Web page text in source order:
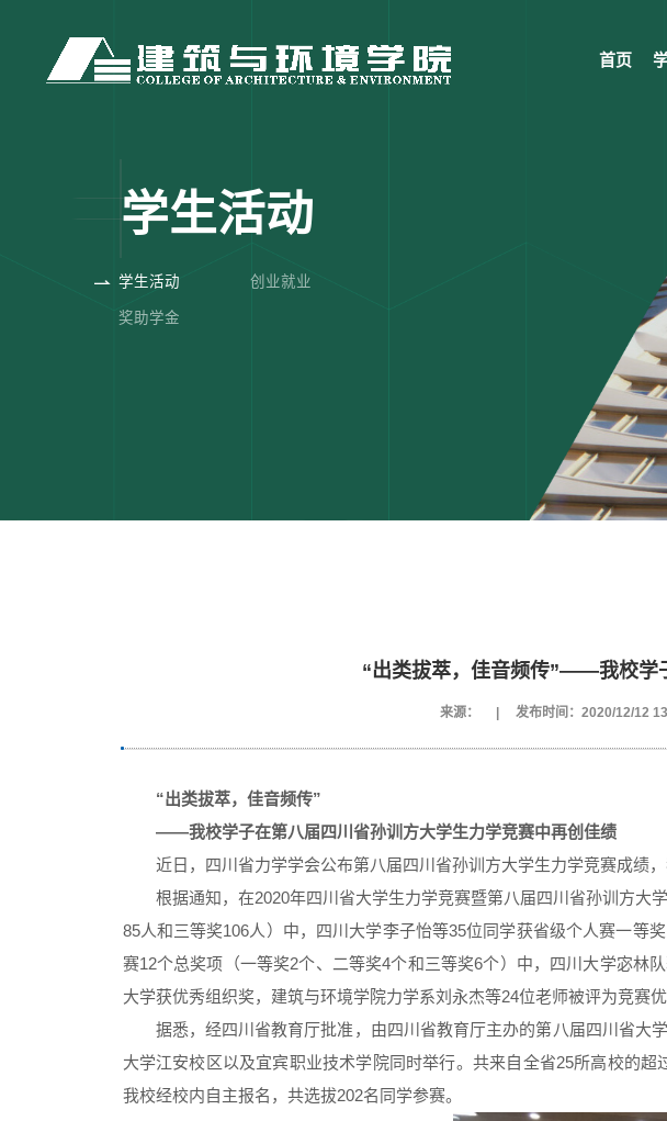
首页
学生活动
学生活动 创业就业
奖助学金
“出类拔萃，佳音频传”——我校学
来源： 发布时间：2020/12/12
“出类拔萃，佳音频传”
——我校学子在第八届四川省孙训方大学生力学竞赛中再创佳绩
近日，四川省力学学会公布第八届四川省孙训方大学生力学竞赛成绩
根据通知，在2020年四川省大学生力学竞赛暨第八届四川省孙训方大
85人和三等奖106人）中，四川大学李子怡等35位同学获省级个人赛一等
赛12个总奖项（一等奖2个、二等奖4个和三等奖6个）中，四川大学宓林
大学获优秀组织奖，建筑与环境学院力学系刘永杰等24位老师被评为竞赛优
据悉，经四川省教育厅批准，由四川省教育厅主办的第八届四川省大
大学江安校区以及宜宾职业技术学院同时举行。共来自全省25所高校的
我校经校内自主报名，共选拔202名同学参赛。